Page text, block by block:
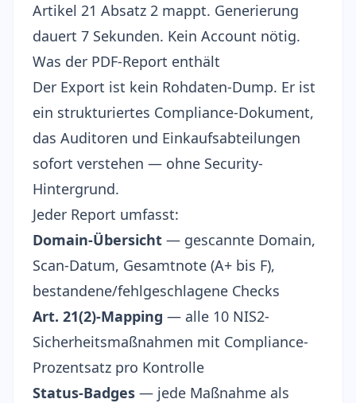
Artikel 21 Absatz 2 mappt. Generierung
dauert 7 Sekunden. Kein Account nötig.
Was der PDF-Report enthält
Der Export ist kein Rohdaten-Dump. Er ist
ein strukturiertes Compliance-Dokument,
das Auditoren und Einkaufsabteilungen
sofort verstehen — ohne Security-
Hintergrund.
Jeder Report umfasst:
Domain-Übersicht — gescannte Domain,
Scan-Datum, Gesamtnote (A+ bis F),
bestandene/fehlgeschlagene Checks
Art. 21(2)-Mapping — alle 10 NIS2-
Sicherheitsmaßnahmen mit Compliance-
Prozentsatz pro Kontrolle
Status-Badges — jede Maßnahme als